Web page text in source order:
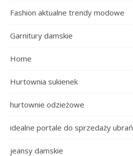
Fashion aktualne trendy modowe
Garnitury damskie
Home
Hurtownia sukienek
hurtownie odzieżowe
idealne portale do sprzedaży ubrań
jeansy damskie